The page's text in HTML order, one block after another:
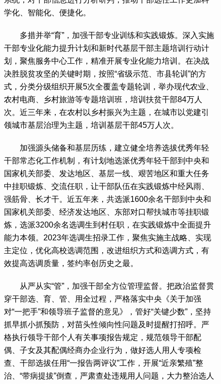
学化、智能化、便捷化。
多措并举“育”，加强干部专业训练和实践锻炼。深入实施
干部专业化能力提升计划和新时代基层干部主题培训行动计
划，聚焦服务中心工作，精准开展专业化能力培训。在决战
决胜脱贫攻坚的关键时期，按照“省级示范、市县轮训”的方
式，分类分级组织开展5次全覆盖专题轮训，举办现代农业、
农村电商、乡村旅游等专题培训班，培训扶贫干部84万人
次。近三年来，在农村以乡村振兴为主题，在城市以党建引
领城市基层治理为主题，培训基层干部45万人次。
加强源头储备和基层历练，建立健全培养选拔优秀年轻
干部常态化工作机制，有计划地选派优秀年轻干部到中央和
国家机关部委、发达地区、基层一线、艰苦地区和重大任务
中挂职锻炼、交流任职，让干部队伍在实践锻炼中经风雨、
强筋骨、长才干。近五年来，共选派1600余名干部到中央和
国家机关部委、经济发达地区、东部对口帮扶城市等挂职锻
炼，选派3200余名选调生到村任职，在实践锻炼中全面提升
能力本领。2023年选调生招录工作，聚焦实施主战略、实现
主定位，优化高校选调范围，改进组织方式和选调方式，有
效提高选调质量，签约率创历史之最。
从严从实“管”，加强干部全方位管理监督。把政治监督贯
穿干部选、育、管、用全过程，严格落实中央《关于加强
对“一把手”和领导班子监督的意见》，管好“关键少数”，坚持
抓早抓小抓预防，对苗头性倾向性问题及时提醒打招呼。严
格执行领导干部个人有关事项报告规定，规范领导干部配
偶、子女及其配偶经商办企业行为，做好选人用人专项检
查、干部选拔任用“一报告两评议”工作，开展“近亲繁殖”整
治、“带病提拔”倒查，严肃查处违规用人问题，大力整治选人